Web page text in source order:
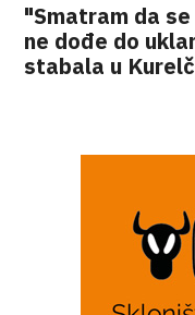
"Smatram da
ne dođe do
stabala u